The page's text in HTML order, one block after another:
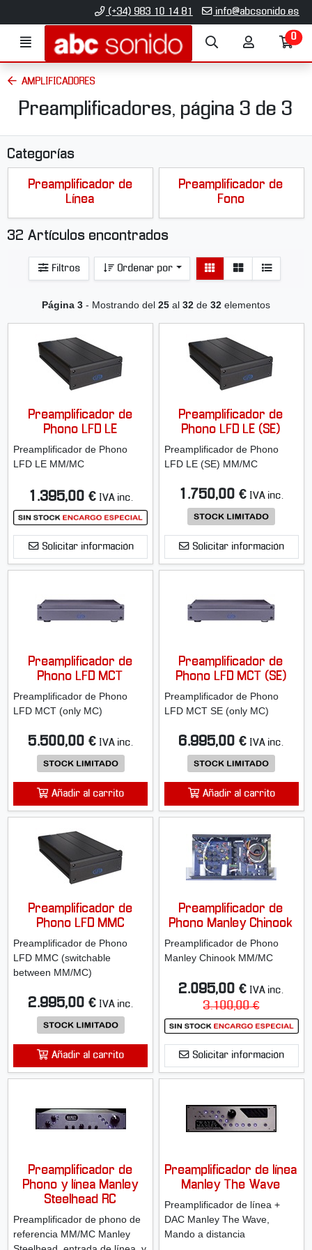
Ir al contenido principal de la página
(+34) 983 10 14 81 info@abcsonido.es
Menú Búsqueda
Ir
0
AMPLIFICADORES
Preamplificadores, página 3 de 3
Categorías
Preamplificador de
Línea
Preamplificador de
Fono
32 Artículos encontrados
Filtros Ordenar por
detalle
Ver
listado
Página 3 - Mostrando del 25 al 32 de 32 elementos
Preamplificador de
Phono LFD LE
Preamplificador de Phono
LFD LE MM/MC
1.395,00 € IVA inc.
Solicitar información
Preamplificador de
Phono LFD LE (SE)
Preamplificador de Phono
LFD LE (SE) MM/MC
1.750,00 € IVA inc.
Solicitar información
Preamplificador de
Phono LFD MCT
Preamplificador de Phono
LFD MCT (only MC)
5.500,00 € IVA inc.
Añadir al carrito
Preamplificador de
Phono LFD MCT (SE)
Preamplificador de Phono
LFD MCT SE (only MC)
6.995,00 € IVA inc.
Añadir al carrito
Preamplificador de
Phono LFD MMC
Preamplificador de Phono
LFD MMC (switchable
between MM/MC)
2.995,00 € IVA inc.
Añadir al carrito
Preamplificador de
Phono Manley Chinook
Preamplificador de Phono
Manley Chinook MM/MC
2.095,00 € IVA inc.
3.100,00 €
Solicitar información
Preamplificador de
Phono y línea Manley
Steelhead RC
Preamplificador de phono de
referencia MM/MC Manley
Preamplificador de línea
Manley The Wave
Preamplificador de línea +
DAC Manley The Wave,
Mando a distancia